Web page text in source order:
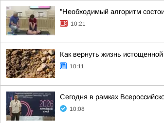
"Необходимый алгоритм
10:21
Как вернуть жизнь
10:11
Сегодня в рамках
10:08